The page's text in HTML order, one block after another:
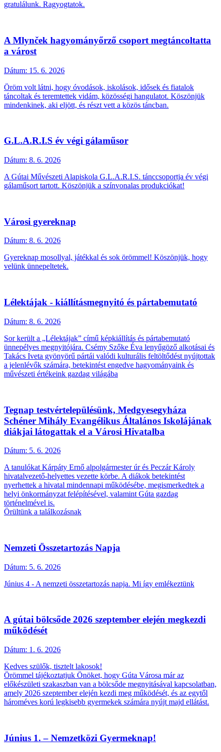
gratulálunk. Ragyogtatok.
A Mlynček hagyományőrző csoport megtáncoltatta
a várost
Dátum: 15. 6. 2026
Öröm volt látni, hogy óvodások, iskolások, idősek és fiatalok
táncoltak és teremtettek vidám, közösségi hangulatot. Köszönjük
mindenkinek, aki eljött, és részt vett a közös táncban.
G.L.A.R.I.S év végi gálaműsor
Dátum: 8. 6. 2026
A Gútai Művészeti Alapiskola G.L.A.R.I.S. tánccsoportja év végi
gálaműsort tartott. Köszönjük a színvonalas produkciókat!
Városi gyereknap
Dátum: 8. 6. 2026
Gyereknap mosollyal, játékkal és sok örömmel! Köszönjük, hogy
velünk ünnepeltetek.
Lélektájak - kiállításmegnyitó és pártabemutató
Dátum: 8. 6. 2026
Sor került a „Lélektájak” című képkiállítás és pártabemutató
ünnepélyes megnyitójára. Csémy Szőke Éva lenyűgöző alkotásai és
Takács Iveta gyönyörű pártái valódi kulturális feltöltődést nyújtottak
a jelenlévők számára, betekintést engedve hagyományaink és
művészeti értékeink gazdag világába
Tegnap testvértelepülésünk, Medgyesegyháza
Schéner Mihály Evangélikus Általános Iskolájának
diákjai látogattak el a Városi Hivatalba
Dátum: 5. 6. 2026
A tanulókat Kárpáty Ernő alpolgármester úr és Peczár Károly
hivatalvezető-helyettes vezette körbe. A diákok betekintést
nyerhettek a hivatal mindennapi működésébe, megismerkedtek a
helyi önkormányzat felépítésével, valamint Gúta gazdag
történelmével is.
Örültünk a találkozásnak
Nemzeti Összetartozás Napja
Dátum: 5. 6. 2026
Június 4 - A nemzeti összetartozás napja. Mi így emlékeztünk
A gútai bölcsőde 2026 szeptember elején megkezdi
működését
Dátum: 1. 6. 2026
Kedves szülők, tisztelt lakosok!
Örömmel tájékoztatjuk Önöket, hogy Gúta Városa már az
előkészületi szakaszban van a bölcsőde megnyitásával kapcsolatban,
amely 2026 szeptember elején kezdi meg működését, és az egytől
hároméves korú legkisebb gyermekek számára nyújt majd ellátást.
Június 1. – Nemzetközi Gyermeknap!